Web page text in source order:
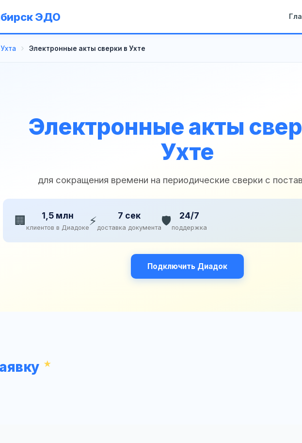
ЭДО
Ухта Электронные акты сверки в Ухте
Электронные акты
Ухте
для сокращения времени на периодические сверки с
🏢 1,5 млн
клиентов в Диадоке ⚡ 7 сек
доставка документа🛡️ 24/7
поддержка
Подключить Диадок